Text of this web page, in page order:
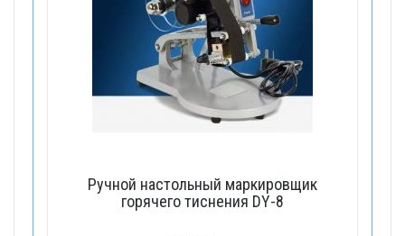
Ручной настольный маркировщик
горячего тиснения DY-8